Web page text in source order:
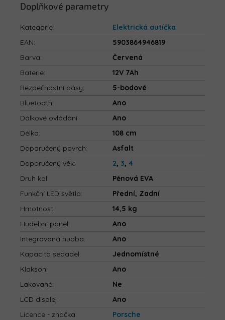
Doplňkové parametry
Kategorie:
Elektrická autíčka
EAN:
5903864946819
Barva:
Červená
Baterie:
12V 7Ah
Bezpečnostní pásy:
5-bodové
Bluetooth:
Ano
Dálkové ovládání:
Ano
Délka:
108 cm
Doporučený povrch:
Asfalt
Doporučený věk: 2, 3, 4
Druh kol:
Pěnová EVA
Funkční LED světla:
Přední, Zadní
Hmotnost:
14,5 kg
Hudební panel:
Ano
Integrovaná hudba:
Ano
Kapacita sedadel:
Jednomístné
Klakson:
Ano
Lakované:
Ne
LCD displej:
Ano
Licence - značka:
Porsche